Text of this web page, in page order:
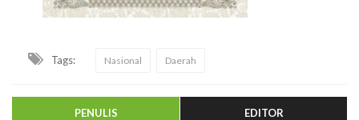
Tags: Nasional Daerah
PENULIS EDITOR